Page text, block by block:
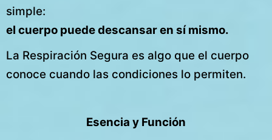
simple:
el cuerpo puede descansar en sí mismo.
La Respiración Segura es algo que el cuerpo
conoce cuando las condiciones lo permiten.
Esencia y Función